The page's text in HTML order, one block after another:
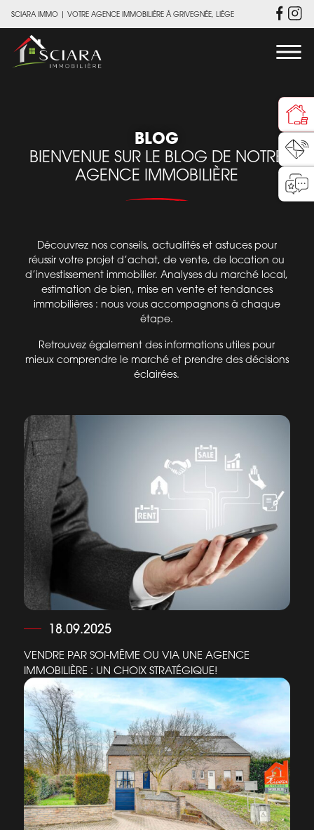
SCIARA IMMO | VOTRE AGENCE IMMOBILIÈRE À GRIVEGNÉE, LIÈGE
BLOG
BIENVENUE SUR LE BLOG DE NOTRE
AGENCE IMMOBILIÈRE
Découvrez nos conseils, actualités et astuces pour
réussir votre projet d’achat, de vente, de location ou
d’investissement immobilier. Analyses du marché local,
estimation de bien, mise en vente et tendances
immobilières : nous vous accompagnons à chaque
étape.
Retrouvez également des informations utiles pour
mieux comprendre le marché et prendre des décisions
éclairées.
18.09.2025
VENDRE PAR SOI-MÊME OU VIA UNE AGENCE
IMMOBILIÈRE : UN CHOIX STRATÉGIQUE!